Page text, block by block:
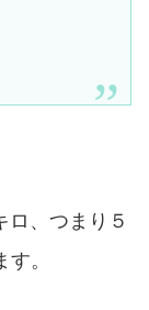
ロ、つまり５
。